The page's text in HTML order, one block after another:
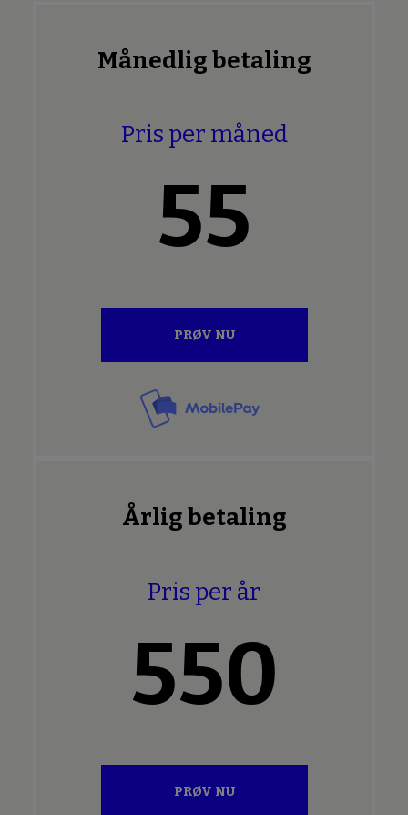
Månedlig betaling
Pris per måned
55
PRØV NU
Årlig betaling
Pris per år
550
PRØV NU